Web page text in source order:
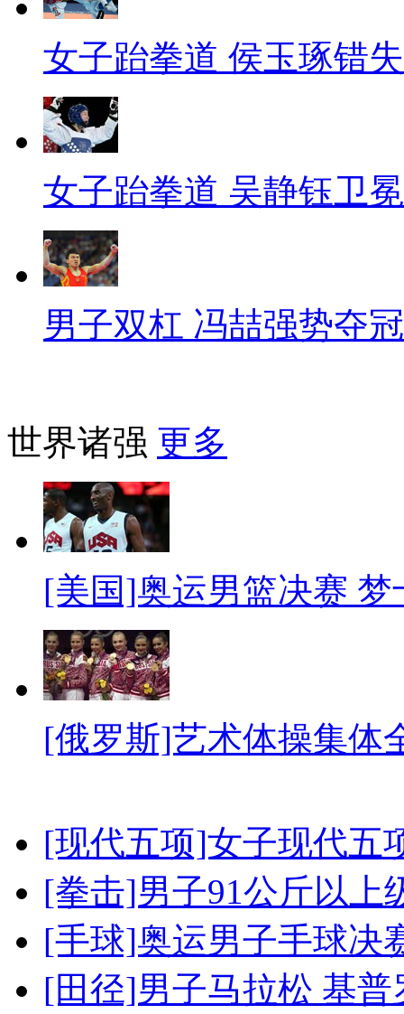
女子跆拳道 侯玉琢错
女子跆拳道 吴静钰卫冕
男子双杠 冯喆强势夺冠
世界诸强 更多
[美国]奥运男篮决赛
[俄罗斯]艺术体操集体
[现代五项]女子现代五
[拳击]男子91公斤以上
[手球]奥运男子手球决
[田径]男子马拉松 基